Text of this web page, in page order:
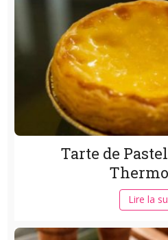
Tarte de
Lire la